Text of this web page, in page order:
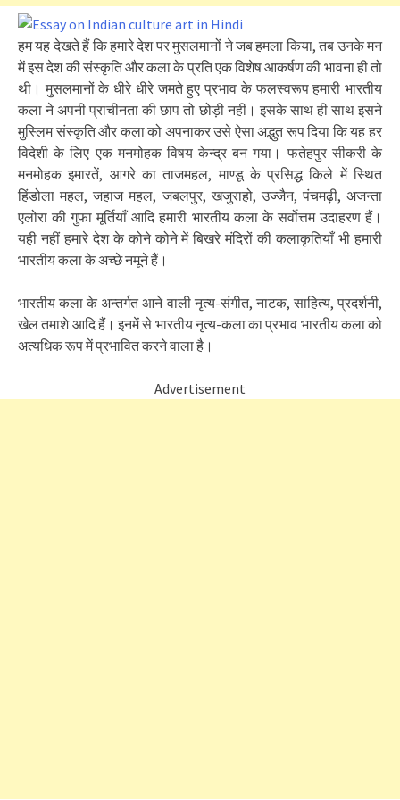
हम यह देखते हैं कि हमारे देश पर मुसलमानों ने जब हमला किया, तब उनके मन
में इस देश की संस्कृति और कला के प्रति एक विशेष आकर्षण की भावना ही तो
थी। मुसलमानों के धीरे धीरे जमते हुए प्रभाव के फलस्वरूप हमारी भारतीय
कला ने अपनी प्राचीनता की छाप तो छोड़ी नहीं। इसके साथ ही साथ इसने
मुस्लिम संस्कृति और कला को अपनाकर उसे ऐसा अद्भुत रूप दिया कि यह हर
विदेशी के लिए एक मनमोहक विषय केन्द्र बन गया। फतेहपुर सीकरी के
मनमोहक इमारतें, आगरे का ताजमहल, माण्डू के प्रसिद्ध किले में स्थित
हिंडोला महल, जहाज महल, जबलपुर, खजुराहो, उज्जैन, पंचमढ़ी, अजन्ता
एलोरा की गुफा मूर्तियाँ आदि हमारी भारतीय कला के सर्वोत्तम उदाहरण हैं।
यही नहीं हमारे देश के कोने कोने में बिखरे मंदिरों की कलाकृतियाँ भी हमारी
भारतीय कला के अच्छे नमूने हैं।
भारतीय कला के अन्तर्गत आने वाली नृत्य-संगीत, नाटक, साहित्य, प्रदर्शनी,
खेल तमाशे आदि हैं। इनमें से भारतीय नृत्य-कला का प्रभाव भारतीय कला को
अत्यधिक रूप में प्रभावित करने वाला है।
Advertisement